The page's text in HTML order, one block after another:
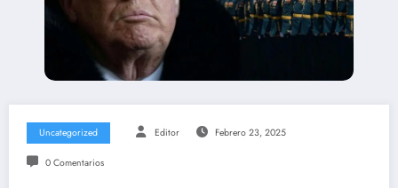
Uncategorized Editor Febrero 23, 2025
0 Comentarios